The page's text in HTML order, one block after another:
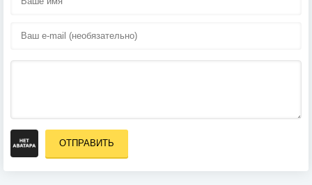
ОТПРАВИТЬ